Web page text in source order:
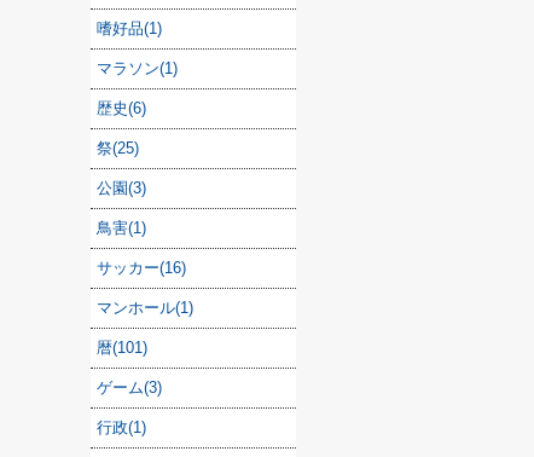
嗜好品(1)
マラソン(1)
歴史(6)
祭(25)
公園(3)
鳥害(1)
サッカー(16)
マンホール(1)
暦(101)
ゲーム(3)
行政(1)